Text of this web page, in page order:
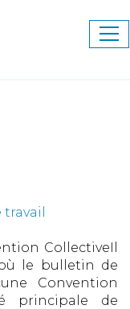
CollectiveIl
le bulletin de
Convention
principale de